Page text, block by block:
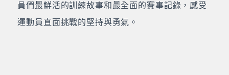
員們最鮮活的訓練故事和最全面的賽事記錄，感受
運動員直面挑戰的堅持與勇氣。